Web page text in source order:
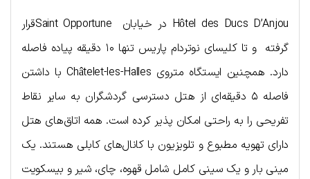
Hôtel des Ducs D’Anjou در خیابان Saint Opportuneقرار
گرفته و تا کلیسای نوتردام پاریس تنها ۱۰ دقیقه پیاده فاصله
دارد. همچنین ایستگاه متروی Châtelet-les-Halles با داشتن
فاصله ۵ دقیقه‌ای از هتل دسترسی گردشگران به سایر نقاط
تفریحی را به راحتی امکان پذیر کرده است. همه اتاق‌های هتل
دارای تهویه مطبوع و تلویزیون با کانال‌های کابلی هستند. یک
مینی بار و یک سینی کامل شامل قهوه، چای، شیر و بیسکویت